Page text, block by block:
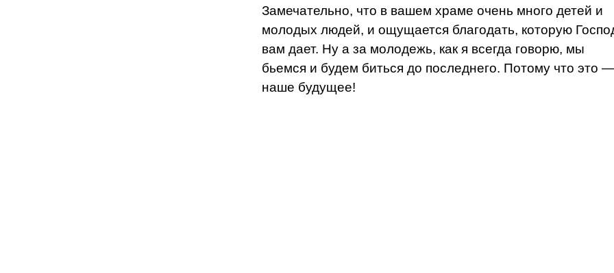
Замечательно, что в вашем храме очень много детей и
молодых людей, и ощущается благодать, которую
вам дает. Ну а за молодежь, как я всегда говорю, мы
бьемся и будем биться до последнего. Потому что это —
наше будущее!